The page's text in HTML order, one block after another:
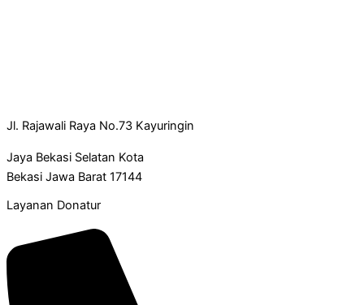
Jl. Rajawali Raya No.73 Kayuringin
Jaya Bekasi Selatan Kota
Bekasi Jawa Barat 17144
Layanan Donatur